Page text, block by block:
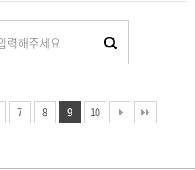
7 8 9 10